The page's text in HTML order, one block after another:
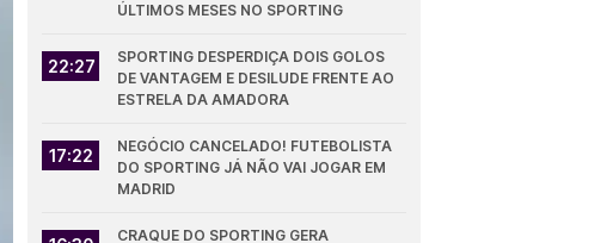
ÚLTIMOS MESES NO SPORTING
22:27
SPORTING DESPERDIÇA DOIS GOLOS
DE VANTAGEM E DESILUDE FRENTE AO
ESTRELA DA AMADORA
17:22
NEGÓCIO CANCELADO! FUTEBOLISTA
DO SPORTING JÁ NÃO VAI JOGAR EM
MADRID
CRAQUE DO SPORTING GERA